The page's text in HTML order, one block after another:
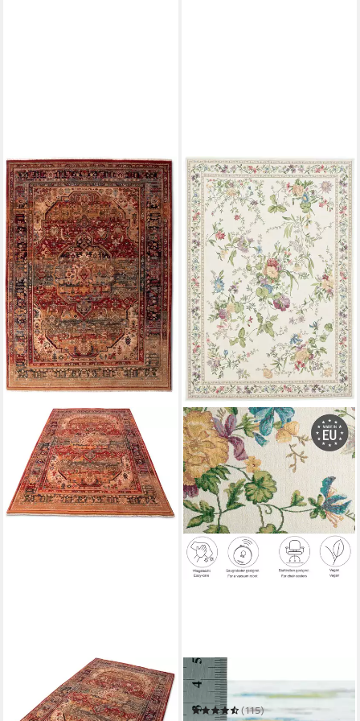
Wollteppich Saharna 7518
ab 76,99 € UVP119,00 €
THEKO
Teppich Flomi Sagrini
(115)